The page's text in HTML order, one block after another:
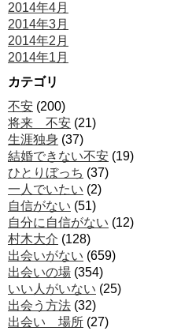
2014年4月
2014年3月
2014年2月
2014年1月
カテゴリ
不安 (200)
将来 不安 (21)
生涯独身 (37)
結婚できない不安 (19)
ひとりぼっち (37)
一人でいたい (2)
自信がない (51)
自分に自信がない (12)
村木大介 (128)
出会いがない (659)
出会いの場 (354)
いい人がいない (25)
出会う方法 (32)
出会い 場所 (27)